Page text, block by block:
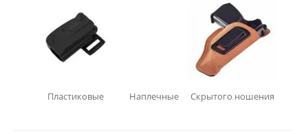
Пластиковые Наплечные Скрытого ношения